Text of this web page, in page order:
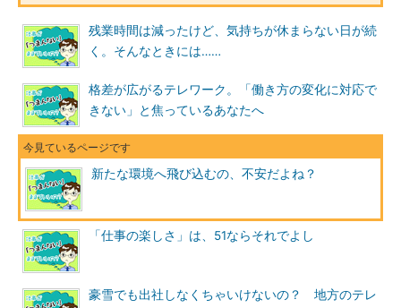
残業時間は減ったけど、気持ちが休まらない日が続
く。そんなときには……
格差が広がるテレワーク。「働き方の変化に対応で
きない」と焦っているあなたへ
新たな環境へ飛び込むの、不安だよね？
「仕事の楽しさ」は、51ならそれでよし
豪雪でも出社しなくちゃいけないの？ 地方のテレ